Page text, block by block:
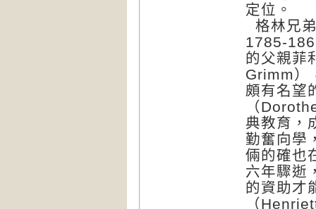
定位。
格林兄
1785-
的父親菲
Grimm）
頗有名望
（
典教育，
勤奮向學
倆的確也
六年驟逝
的資助才
（